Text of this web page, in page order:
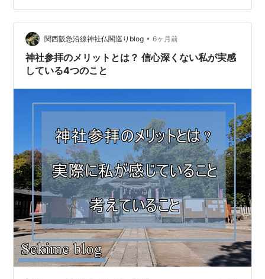
んやろ〜こんなに何百回も噛んできたんやから〜って思
っても 何回も何回もこの味出てくる…噛まされる… 何…
もういいやろ…つらいんですけど…苦いんですけど… で
も今日改めて思った 私…
関西阪急沿線神社仏閣巡りblog • 6ヶ月前
神社参拝のメリットとは？ 信心深くない私が実感
している4つのこと